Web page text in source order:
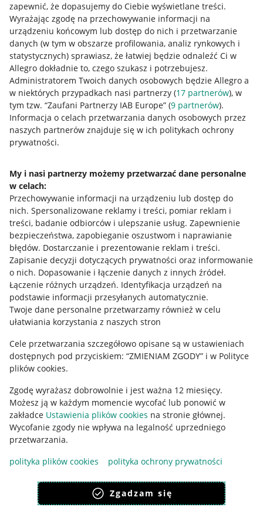
zapewnić, że dopasujemy do Ciebie wyświetlane treści.
Wyrażając zgodę na przechowywanie informacji na
urządzeniu końcowym lub dostęp do nich i przetwarzanie
danych (w tym w obszarze profilowania, analiz rynkowych i
statystycznych) sprawiasz, że łatwiej będzie odnaleźć Ci w
Allegro dokładnie to, czego szukasz i potrzebujesz.
Administratorem Twoich danych osobowych będzie Allegro a
w niektórych przypadkach nasi partnerzy (17 partnerów), w
tym tzw. “Zaufani Partnerzy IAB Europe” (9 partnerów).
Informacja o celach przetwarzania danych osobowych przez
naszych partnerów znajduje się w ich politykach ochrony
prywatności.
My i nasi partnerzy możemy przetwarzać dane personalne
w celach:
Przechowywanie informacji na urządzeniu lub dostęp do
nich. Spersonalizowane reklamy i treści, pomiar reklam i
treści, badanie odbiorców i ulepszanie usług. Zapewnienie
bezpieczeństwa, zapobieganie oszustwom i naprawianie
błędów. Dostarczanie i prezentowanie reklam i treści.
Zapisanie decyzji dotyczących prywatności oraz informowanie
o nich. Dopasowanie i łączenie danych z innych źródeł.
Łączenie różnych urządzeń. Identyfikacja urządzeń na
podstawie informacji przesyłanych automatycznie.
Twoje dane personalne przetwarzamy również w celu
ułatwiania korzystania z naszych stron
Cele przetwarzania szczegółowo opisane są w ustawieniach
dostępnych pod przyciskiem: “ZMIENIAM ZGODY” i w Polityce
plików cookies.
Zgodę wyrażasz dobrowolnie i jest ważna 12 miesięcy.
Możesz ją w każdym momencie wycofać lub ponowić w
zakładce Ustawienia plików cookies na stronie głównej.
Wycofanie zgody nie wpływa na legalność uprzedniego
przetwarzania.
polityka plików cookies
polityka ochrony prywatności
Zgadzam się
Nawigacja
Przydatne informacje
Jak to działa
Allegro Gadane dla sprzedających
Allegro Gadane dla kupujących
Mapa miejscowości
Informacje prawne
Regulamin
Polityka plików "cookies"
Ustawienia plików "cookies"
Udostępnianie lokalizacji
Informacje dla Aktu o Usługach Cyfrowych
Pobierz aplikację